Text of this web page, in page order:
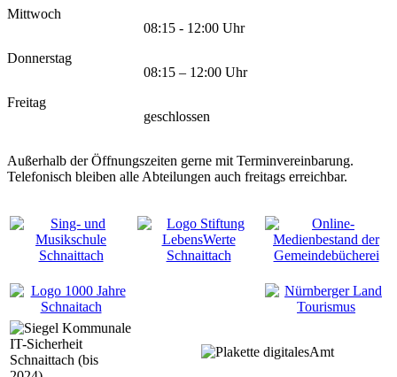
Mittwoch
08:15 - 12:00 Uhr
Donnerstag
08:15 – 12:00 Uhr
Freitag
geschlossen
Außerhalb der Öffnungszeiten gerne mit Terminvereinbarung.
Telefonisch bleiben alle Abteilungen auch freitags erreichbar.